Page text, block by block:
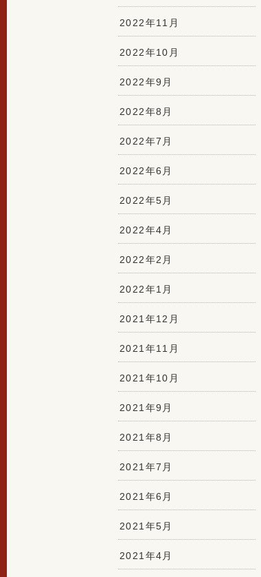
2022年11月
2022年10月
2022年9月
2022年8月
2022年7月
2022年6月
2022年5月
2022年4月
2022年2月
2022年1月
2021年12月
2021年11月
2021年10月
2021年9月
2021年8月
2021年7月
2021年6月
2021年5月
2021年4月